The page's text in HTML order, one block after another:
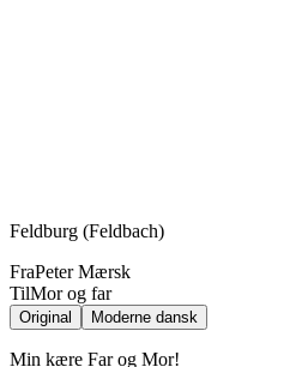
Feldburg (Feldbach)
FraPeter Mærsk
TilMor og far
Original Moderne dansk
Min kære Far og Mor!